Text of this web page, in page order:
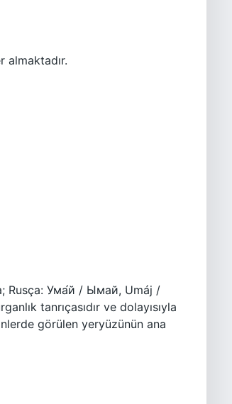
almaktadır.
tanrıçasıdır ve dolayısıyla
görülen yeryüzünün ana